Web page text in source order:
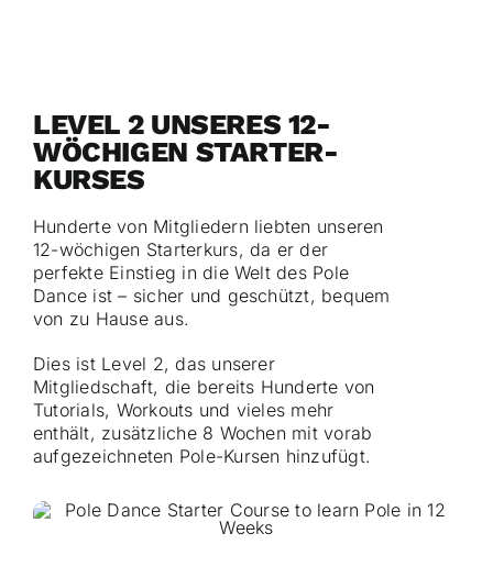
LEVEL 2 UNSERES 12-
WÖCHIGEN STARTER-
KURSES
Hunderte von Mitgliedern liebten unseren
12-wöchigen Starterkurs, da er der
perfekte Einstieg in die Welt des Pole
Dance ist – sicher und geschützt, bequem
von zu Hause aus.
Dies ist Level 2, das unserer
Mitgliedschaft, die bereits Hunderte von
Tutorials, Workouts und vieles mehr
enthält, zusätzliche 8 Wochen mit vorab
aufgezeichneten Pole-Kursen hinzufügt.